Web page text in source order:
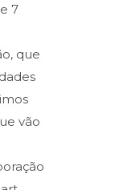
7
que
vão